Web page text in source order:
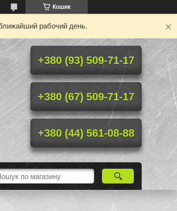
Кошик
рабочий день.
+380 (93) 509-71-17
+380 (67) 509-71-17
+380 (44) 561-08-88